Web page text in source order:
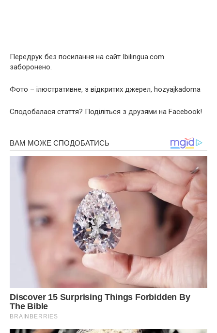
Передрук без посилання на сайт Ibilingua.com.
заборонено.
Фото – ілюстративне, з відкритих джерел, hozyajkadoma
Сподобалася стаття? Поділіться з друзями на Facebook!